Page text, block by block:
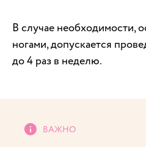
В случае необходимости,
ногами, допускается
до 4 раз в неделю.